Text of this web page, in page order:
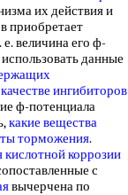
их действия и
приобретает
е. величина его ф-
данные
качестве ингибиторов
ф-потенциала
какие вещества
торможения.
коррозии
с
вычерчена по